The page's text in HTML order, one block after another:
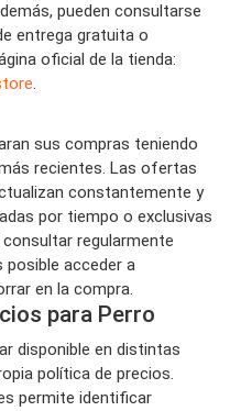
pueden consultarse
entrega gratuita o
oficial de la tienda:
.
sus compras teniendo
recientes. Las ofertas
constantemente y
por tiempo o exclusivas
regularmente
acceder a
en la compra.
para Perro
disponible en distintas
política de precios.
permite identificar